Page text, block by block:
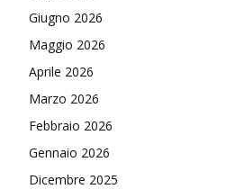
Giugno 2026
Maggio 2026
Aprile 2026
Marzo 2026
Febbraio 2026
Gennaio 2026
Dicembre 2025